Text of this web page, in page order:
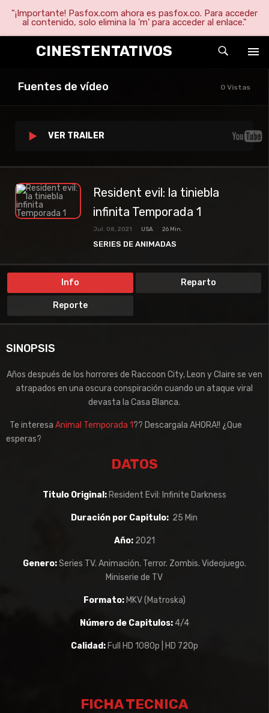
"¡Importante! Pasfox.com ahora es pasfox.co. Para acceder
al contenido, solo elimina la 'm' para acceder al enlace."
CINESTENTATIVOS
Fuentes de vídeo 0 Vistas
VER TRAILER
Resident evil: la tiniebla
infinita Temporada 1
Jul. 08, 2021 USA 26 Min.
SERIES DE ANIMADAS
Info Reparto
Reporte
SINOPSIS
Años después de los horrores de Raccoon City, Leon y Claire se ven
atrapados en una oscura conspiración cuando un ataque viral
devasta la Casa Blanca.
Te interesa Animal Temporada 1?? Descargala AHORA!! ¿Que
esperas?
DATOS
Titulo Original: Resident Evil: Infinite Darkness
Duración por Capitulo: 25 Min
Año:2021
Genero:Series TV. Animación. Terror. Zombis. Videojuego.
Miniserie de TV
Formato: MKV (Matroska)
Número de Capitulos: 4/4
Calidad: Full HD 1080p | HD 720p
FICHA TECNICA